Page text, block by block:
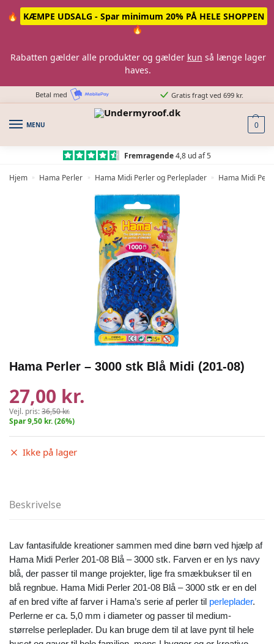
🔥
KÆMPE UDSALG - Spar minimum 20% PÅ HELE SHOPPEN
🔥
Rabatten gælder alle produkter og gælder kun så længe lager
haves.
Betal med Gratis fragt ved 699 kr.
MENU 0
Fremragende4,8 ud af 5
Hjem » Hama Perler » Hama Midi Perler og Perleplader » Hama Midi
Hama Perler – 3000 stk Blå Midi (201-08)
27,00 kr.
Vejl. pris:36,50 kr.
Spar 9,50 kr. (26%)
Ikke på lager
Beskrivelse
Lav fantasifulde kreationer sammen med dine børn ved hjælp af
Hama Midi Perler 201-08 Blå – 3000 stk. Farven er en lys navy
blå, der passer til mange projekter, lige fra smækbukser til en
blå regnbue. Hama Midi Perler 201-08 Blå – 3000 stk er en del
af en bred vifte af farver i Hama’s serie af perler til perleplader.
Perlerne er ca. 5,0 mm i diameter og passer til medium-
størrelse perleplader. Du kan bruge dem til at lave pynt til hele